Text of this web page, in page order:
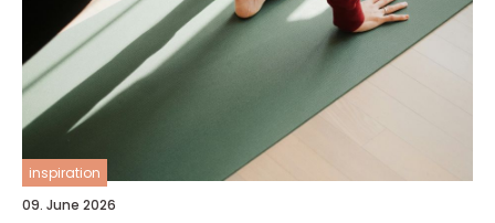
inspiration
09. June 2026